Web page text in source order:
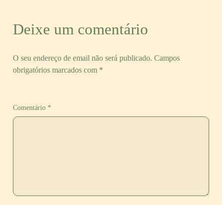
Deixe um comentário
O seu endereço de email não será publicado. Campos
obrigatórios marcados com *
Comentário *